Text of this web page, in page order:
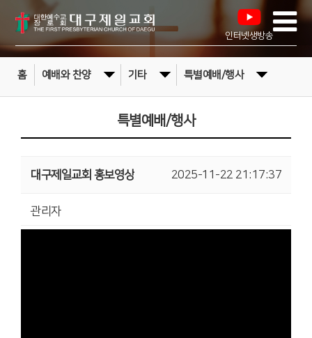
인터넷생방송
홈 예배와 찬양 기타 특별예배/행사
특별예배/행사
대구제일교회 홍보영상 2025-11-22 21:17:37
관리자